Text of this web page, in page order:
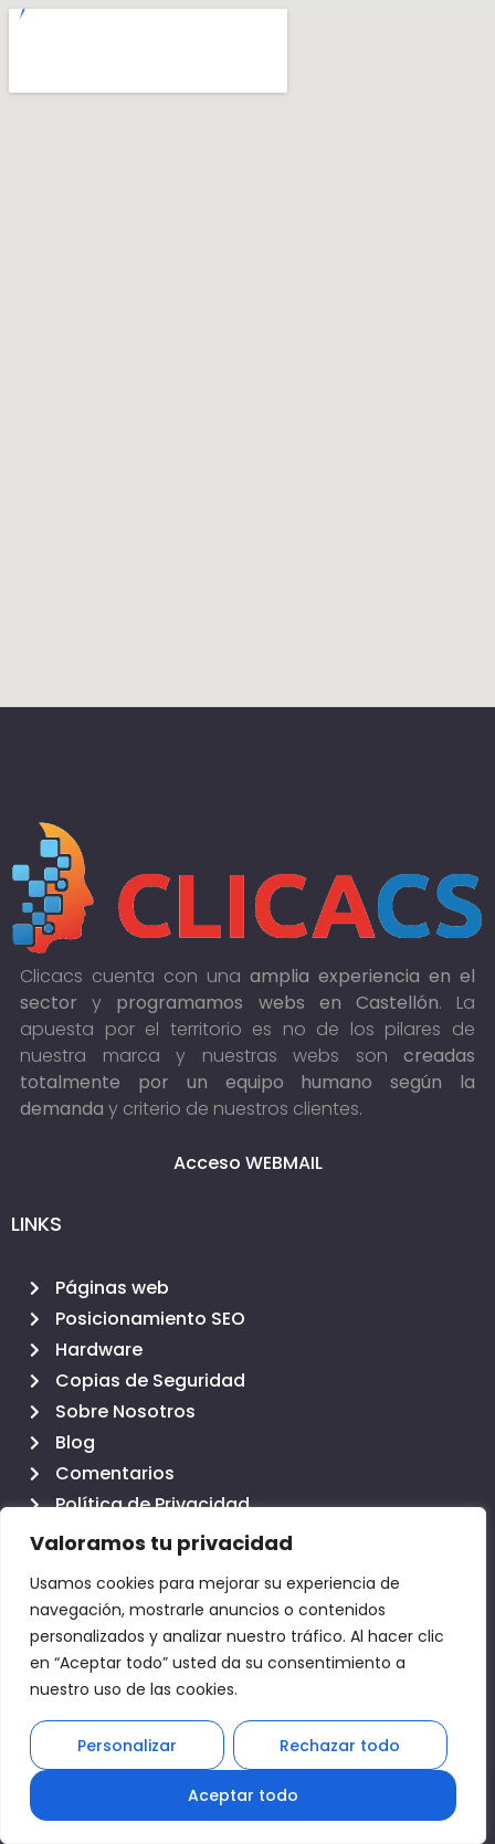
Valoramos tu privacidad
Usamos cookies para mejorar su experiencia de
navegación, mostrarle anuncios o contenidos
personalizados y analizar nuestro tráfico. Al hacer clic
en “Aceptar todo” usted da su consentimiento a
nuestro uso de las cookies.
Personalizar Rechazar todo
Aceptar todo
Clicacs cuenta con una amplia experiencia en el
sector y programamos webs en Castellón. La
apuesta por el territorio es no de los pilares de
nuestra marca y nuestras webs son creadas
totalmente por un equipo humano según la
demanda y criterio de nuestros clientes.
Acceso WEBMAIL
LINKS
Páginas web
Posicionamiento SEO
Hardware
Copias de Seguridad
Sobre Nosotros
Blog
Comentarios
Política de Privacidad
Política de Cookies
Contacto
+34 607 65 00 38
Viernes : 8:00 a 15:00
info@clicacs.com
C/ Fernando el Católico, 14, 5ºB, 12005 Castellón